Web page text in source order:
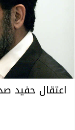
اعتقال حفيد